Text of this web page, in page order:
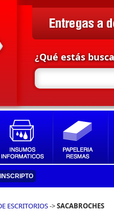
¿Qué estás
ESCRITORIOS->SACABROCHES